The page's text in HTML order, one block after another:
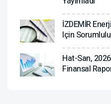
İZDEMİR
Için
Hat-San,
Finansal